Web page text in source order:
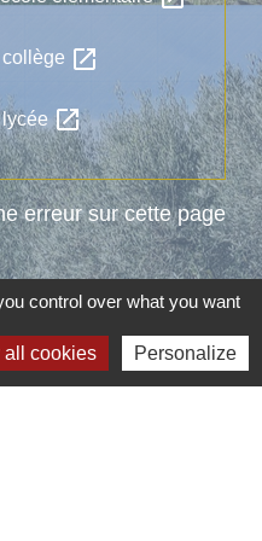
open_in_new
open_in_new
erreur sur cette page
control over what you want
all cookies Personalize